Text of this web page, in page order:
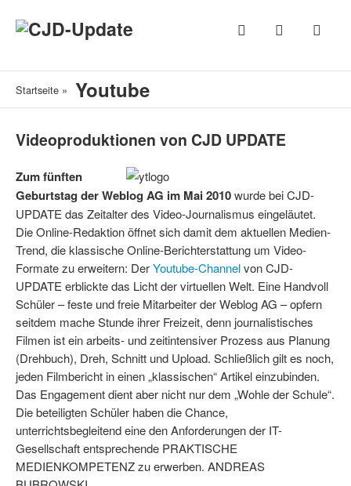
Startseite » Youtube
Videoproduktionen von CJD UPDATE
Zum fünften
Geburtstag der Weblog AG im Mai 2010wurde bei CJD-
UPDATE das Zeitalter des Video-Journalismus eingeläutet.
Die Online-Redaktion öffnet sich damit dem aktuellen Medien-
Trend, die klassische Online-Berichter­stattung um Video-
Formate zu erweitern: DerYoutube-Channelvon CJD-
UPDATE erblickte das Licht der virtuellen Welt. Eine Handvoll
Schüler – feste und freie Mitarbeiter der Weblog AG – opfern
seitdem mache Stunde ihrer Freizeit, denn journalistisches
Filmen ist ein arbeits- und zeitintensiver Prozess aus Planung
(Drehbuch), Dreh, Schnitt und Upload. Schließlich gilt es noch,
jeden Filmbericht in einen „klassischen“ Artikel einzubinden.
Das Engagement dient aber nicht nur dem „Wohle der Schule“.
Die beteiligten Schüler haben die Chance,
unterrichtsbegleitend eine den Anforderungen der IT-
Gesellschaft entsprechende PRAKTISCHE
MEDIENKOMPETENZ zu erwerben. ANDREAS